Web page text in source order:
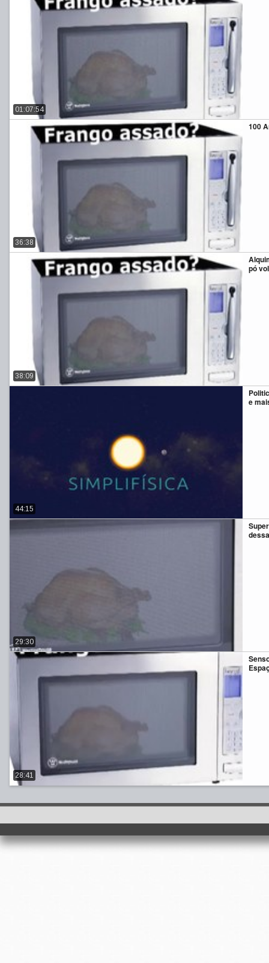
01:07:54
100
36:38
pó
38:09
e
44:15
29:30
28:41